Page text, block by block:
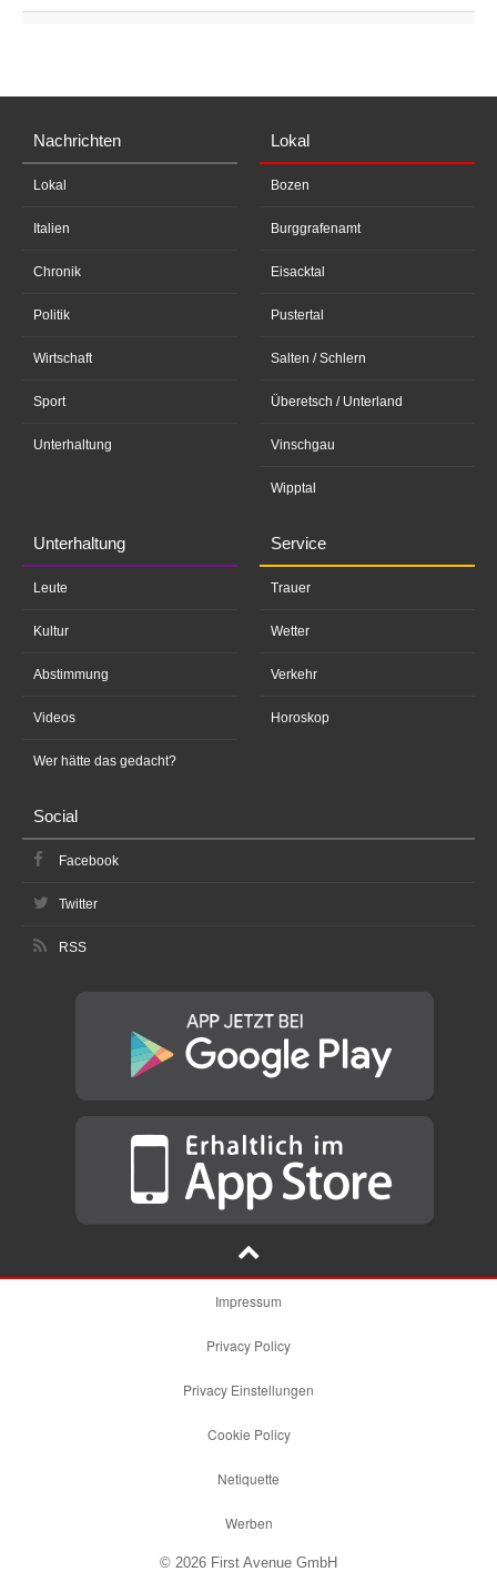
Nachrichten
Lokal
Italien
Chronik
Politik
Wirtschaft
Sport
Unterhaltung
Lokal
Bozen
Burggrafenamt
Eisacktal
Pustertal
Salten / Schlern
Überetsch / Unterland
Vinschgau
Wipptal
Unterhaltung
Leute
Kultur
Abstimmung
Videos
Wer hätte das gedacht?
Service
Trauer
Wetter
Verkehr
Horoskop
Social
Facebook
Twitter
RSS
Impressum
Privacy Policy
Privacy Einstellungen
Cookie Policy
Netiquette
Werben
© 2026 First Avenue GmbH